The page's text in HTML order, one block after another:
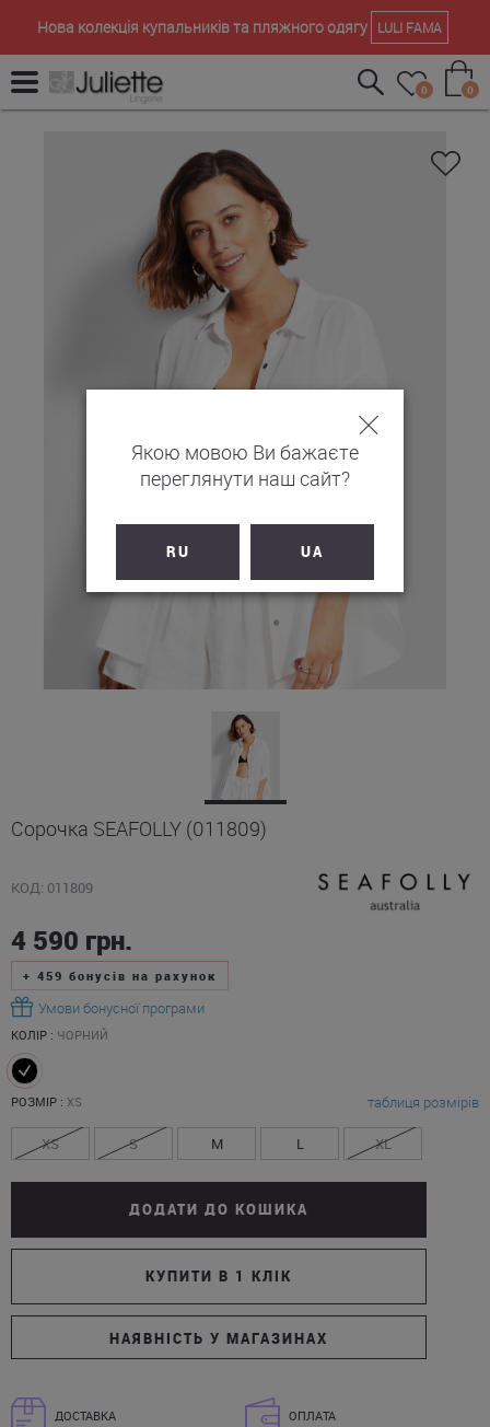
Нова колекція купальників та пляжного одягу LULI FAMA
0 0
Сорочка SEAFOLLY (011809)
КОД: 011809
4 590 грн.
+ 459 бонусів на рахунок
Умови бонусної програми
КОЛІР : ЧОРНИЙ
РОЗМІР : XS таблиця розмірів
XS S M L XL
ДОДАТИ ДО КОШИКА
КУПИТИ В 1 КЛІК
НАЯВНІСТЬ У МАГАЗИНАХ
ДОСТАВКА ОПЛАТА
Якою мовою Ви бажаєте
переглянути наш сайт?
RU UA